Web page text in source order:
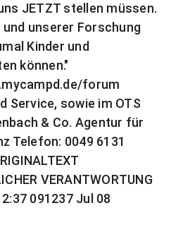
JETZT stellen müssen.
unserer Forschung
Kinder und
können."
forum
Service, sowie im OTS
& Co. Agentur für
Telefon: 0049 6131
VERANTWORTUNG
091237 Jul 08